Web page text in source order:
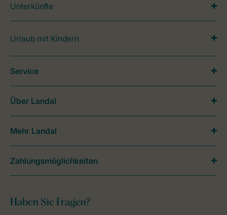
Unterkünfte
Urlaub mit Kindern
Haben Sie Fragen?
Service
Über Landal
Mehr Landal
Zahlungsmöglichkeiten